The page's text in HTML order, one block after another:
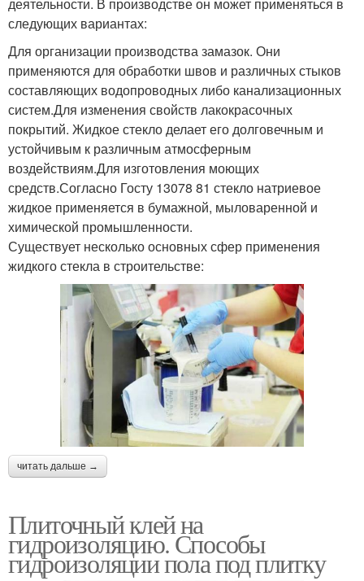
деятельности. В производстве он может применяться в
следующих вариантах:
Для организации производства замазок. Они
применяются для обработки швов и различных стыков
составляющих водопроводных либо канализационных
систем.Для изменения свойств лакокрасочных
покрытий. Жидкое стекло делает его долговечным и
устойчивым к различным атмосферным
воздействиям.Для изготовления моющих
средств.Согласно Госту 13078 81 стекло натриевое
жидкое применяется в бумажной, мыловаренной и
химической промышленности.
Существует несколько основных сфер применения
жидкого стекла в строительстве:
читать дальше →
Плиточный клей на
гидроизоляцию. Способы
гидроизоляции пола под плитку